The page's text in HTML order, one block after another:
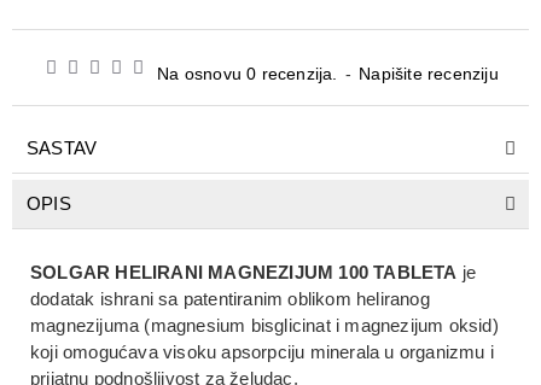
Na osnovu 0 recenzija. - Napišite recenziju
SASTAV
OPIS
SOLGAR HELIRANI MAGNEZIJUM 100 TABLETA je
dodatak ishrani sa patentiranim oblikom heliranog
magnezijuma (magnesium bisglicinat i magnezijum oksid)
koji omogućava visoku apsorpciju minerala u organizmu i
prijatnu podnošljivost za želudac.